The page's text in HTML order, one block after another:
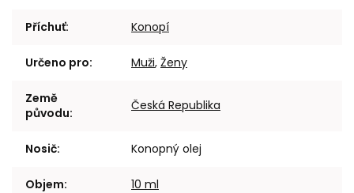
Příchuť: Konopí
Určeno pro: Muži, Ženy
Země
původu: Česká Republika
Nosič: Konopný olej
Objem: 10 ml